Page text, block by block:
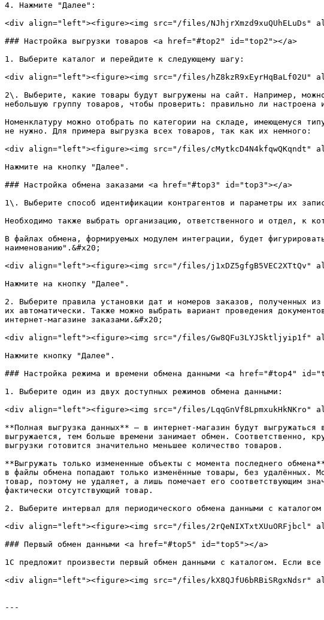
4. Нажмите "Далее":
<div align="left"><figure><img src="/files/
### Настройка выгрузки товаров <a href="#top2" id="top2"></a>
1. Выберите каталог и перейдите к следующему шагу:
<div align="left"><figure><img src="/files/
2\. Выберите, какие товары будут выгружены на сайт. Например,
небольшую группу товаров, чтобы проверить: правильно ли настроена
Номенклатуру можно отобрать по категории на складе, имеющемуся
не нужно. Для примера выгрузка всех товаров, так как их немного:
<div align="left"><figure><img src="/files/
Нажмите на кнопку "Далее".
### Настройка обмена заказами <a href="#top3" id="top3"></a>
1\. Выберите способ идентификации контрагентов и параметры их
Необходимо также выбрать организацию, ответственного и отдел, к
В файлах обмена, формируемых модулем интеграции, будет
наименованию".&#x20;
<div align="left"><figure><img src="/files/
Нажмите на кнопку "Далее".
2. Выберите правила установки дат и номеров заказов, полученных
их автоматически. Также можно выбрать вариант проведения
интернет-магазине заказами.&#x20;
<div align="left"><figure><img src="/files/Gw8QFu3LYJSktljyip1f"
Нажмите кнопку "Далее".
### Настройка режима и времени обмена данными <a href="#top4"
1. Выберите один из двух доступных режимов обмена данными:
<div align="left"><figure><img src="/files/
**Полная выгрузка данных** — в интернет-магазин будут
выгружается, тем больше времени занимает обмен. Соответственно,
выгрузки готовится значительно меньшее количество товаров.
**Выгружать только измененные объекты с момента последнего
в файлы обмена попадают только изменённые товары, без удалённых.
товар, поэтому не удаляет, а лишь помечает его соответствующим
фактически отсутствующий товар.
2. Выберите интервал для периодического обмена данными с
<div align="left"><figure><img src="/files/
### Первый обмен данными <a href="#top5" id="top5"></a>
1С предложит произвести первый обмен данными с каталогом. Если
<div align="left"><figure><img src="/files/
---